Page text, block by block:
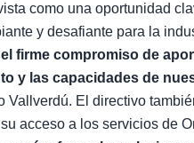
como una oportunidad
y desafiante para la
firme compromiso de
y las capacidades de
Vallverdú. El directivo
acceso a los servicios de